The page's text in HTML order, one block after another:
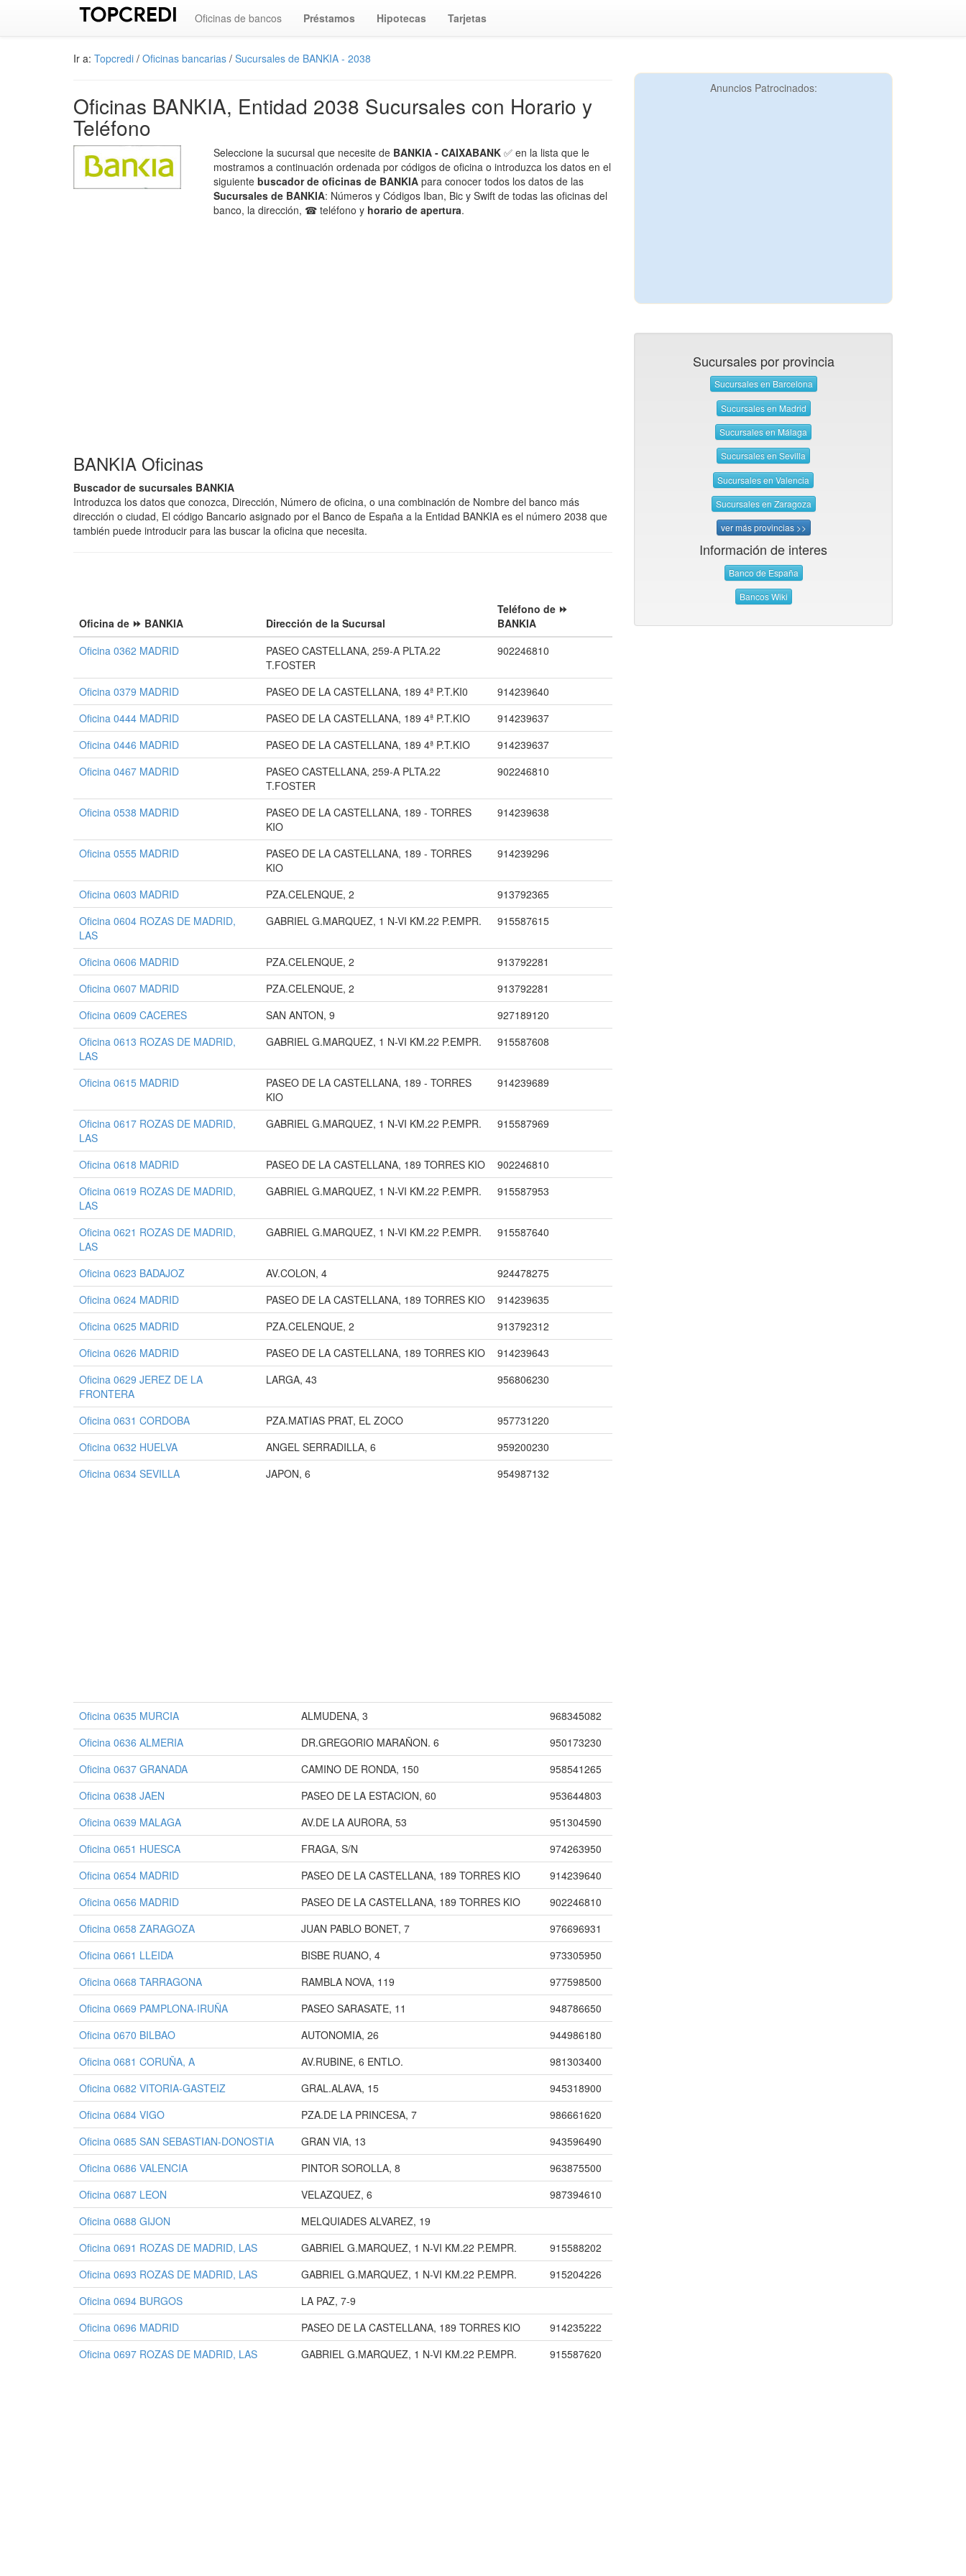
Oficinas de bancos Préstamos Hipotecas Tarjetas
Ir a: Topcredi / Oficinas bancarias / Sucursales de BANKIA - 2038
Oficinas BANKIA, Entidad 2038 Sucursales con Horario y
Teléfono
Seleccione la sucursal que necesite de BANKIA - CAIXABANK ✅ en la lista que le
mostramos a continuación ordenada por códigos de oficina o introduzca los datos en el
siguiente buscador de oficinas de BANKIA para conocer todos los datos de las
Sucursales de BANKIA: Números y Códigos Iban, Bic y Swift de todas las oficinas del
banco, la dirección, ☎ teléfono y horario de apertura.
BANKIA Oficinas
Buscador de sucursales BANKIA
Introduzca los datos que conozca, Dirección, Número de oficina, o una combinación de Nombre del banco más
dirección o ciudad, El código Bancario asignado por el Banco de España a la Entidad BANKIA es el número 2038 que
también puede introducir para las buscar la oficina que necesita.
Oficina de ⏩ BANKIA Dirección de la Sucursal
Teléfono de ⏩
BANKIA
Oficina 0362 MADRID
PASEO CASTELLANA, 259-A PLTA.22
T.FOSTER
902246810
Oficina 0379 MADRID PASEO DE LA CASTELLANA, 189 4ª P.T.KI0
914239640
Oficina 0444 MADRID
PASEO DE LA CASTELLANA, 189 4ª P.T.KIO
914239637
Oficina 0446 MADRID
PASEO DE LA CASTELLANA, 189 4ª P.T.KIO
914239637
Oficina 0467 MADRID
PASEO CASTELLANA, 259-A PLTA.22
T.FOSTER
902246810
Oficina 0538 MADRID
PASEO DE LA CASTELLANA, 189 - TORRES
KIO
914239638
Oficina 0555 MADRID
PASEO DE LA CASTELLANA, 189 - TORRES
KIO
914239296
Oficina 0603 MADRID PZA.CELENQUE, 2
913792365
Oficina 0604 ROZAS DE MADRID,
LAS
GABRIEL G.MARQUEZ, 1 N-VI KM.22 P.EMPR. 915587615
Oficina 0606 MADRID PZA.CELENQUE, 2
913792281
Oficina 0607 MADRID
PZA.CELENQUE, 2
913792281
Oficina 0609 CACERES
SAN ANTON, 9
927189120
Oficina 0613 ROZAS DE MADRID,
LAS
GABRIEL G.MARQUEZ, 1 N-VI KM.22 P.EMPR. 915587608
Oficina 0615 MADRID
PASEO DE LA CASTELLANA, 189 - TORRES
KIO
914239689
Oficina 0617 ROZAS DE MADRID,
LAS
GABRIEL G.MARQUEZ, 1 N-VI KM.22 P.EMPR. 915587969
Oficina 0618 MADRID PASEO DE LA CASTELLANA, 189 TORRES KIO
902246810
Oficina 0619 ROZAS DE MADRID,
LAS
GABRIEL G.MARQUEZ, 1 N-VI KM.22 P.EMPR. 915587953
Oficina 0621 ROZAS DE MADRID,
LAS
GABRIEL G.MARQUEZ, 1 N-VI KM.22 P.EMPR. 915587640
Oficina 0623 BADAJOZ AV.COLON, 4
924478275
Oficina 0624 MADRID
PASEO DE LA CASTELLANA, 189 TORRES KIO
914239635
Oficina 0625 MADRID
PZA.CELENQUE, 2
913792312
Oficina 0626 MADRID
PASEO DE LA CASTELLANA, 189 TORRES KIO
914239643
Oficina 0629 JEREZ DE LA
FRONTERA
LARGA, 43 956806230
Oficina 0631 CORDOBA PZA.MATIAS PRAT, EL ZOCO
957731220
Oficina 0632 HUELVA
ANGEL SERRADILLA, 6
959200230
Oficina 0634 SEVILLA
JAPON, 6 954987132
Oficina 0635 MURCIA ALMUDENA, 3
968345082
Oficina 0636 ALMERIA
DR.GREGORIO MARAÑON. 6
950173230
Oficina 0637 GRANADA
CAMINO DE RONDA, 150
958541265
Oficina 0638 JAEN
PASEO DE LA ESTACION, 60
953644803
Oficina 0639 MALAGA
AV.DE LA AURORA, 53
951304590
Oficina 0651 HUESCA
FRAGA, S/N
974263950
Oficina 0654 MADRID
PASEO DE LA CASTELLANA, 189 TORRES KIO
914239640
Oficina 0656 MADRID
PASEO DE LA CASTELLANA, 189 TORRES KIO
902246810
Oficina 0658 ZARAGOZA
JUAN PABLO BONET, 7
976696931
Oficina 0661 LLEIDA
BISBE RUANO, 4
973305950
Oficina 0668 TARRAGONA
RAMBLA NOVA, 119
977598500
Oficina 0669 PAMPLONA-IRUÑA
PASEO SARASATE, 11
948786650
Oficina 0670 BILBAO
AUTONOMIA, 26
944986180
Oficina 0681 CORUÑA, A
AV.RUBINE, 6 ENTLO.
981303400
Oficina 0682 VITORIA-GASTEIZ
GRAL.ALAVA, 15
945318900
Oficina 0684 VIGO
PZA.DE LA PRINCESA, 7
986661620
Oficina 0685 SAN SEBASTIAN-DONOSTIA
GRAN VIA, 13
943596490
Oficina 0686 VALENCIA
PINTOR SOROLLA, 8
963875500
Oficina 0687 LEON
VELAZQUEZ, 6
987394610
Oficina 0688 GIJON
MELQUIADES ALVAREZ, 19
Oficina 0691 ROZAS DE MADRID, LAS
GABRIEL G.MARQUEZ, 1 N-VI KM.22 P.EMPR.
915588202
Oficina 0693 ROZAS DE MADRID, LAS
GABRIEL G.MARQUEZ, 1 N-VI KM.22 P.EMPR.
915204226
Oficina 0694 BURGOS
LA PAZ, 7-9
Oficina 0696 MADRID
PASEO DE LA CASTELLANA, 189 TORRES KIO
914235222
Oficina 0697 ROZAS DE MADRID, LAS
GABRIEL G.MARQUEZ, 1 N-VI KM.22 P.EMPR. 915587620
Anuncios Patrocinados:
Sucursales por provincia
Sucursales en Barcelona
Sucursales en Madrid
Sucursales en Málaga
Sucursales en Sevilla
Sucursales en Valencia
Sucursales en Zaragoza
ver más provincias >>
Información de interes
Banco de España
Bancos Wiki